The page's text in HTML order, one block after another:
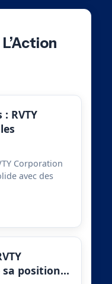
RVTY
Corporation
avec des
sa position…